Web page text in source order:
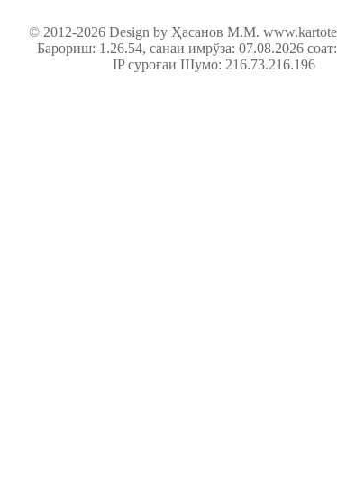
© 2012-2026 Design by Ҳасанов М.М.
Барориш: 1.26.54, санаи имрўза: 07.08.2026
IP суроғаи Шумо: 216.73.216.196